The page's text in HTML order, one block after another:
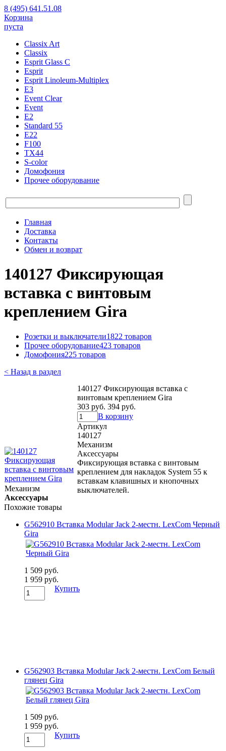
8 (495) 641.51.08
Корзина
пуста
Classix Art
Classix
Esprit Glass C
Esprit
Esprit Linoleum-Multiplex
E3
Event Clear
Event
E2
Standard 55
E22
F100
TX44
S-color
Домофония
Прочее оборудование
Главная
Доставка
Контакты
Обмен и возврат
140127 Фиксирующая
вставка с винтовым
креплением Gira
Розетки и выключатели1822 товаров
Прочее оборудование423 товаров
Домофония225 товаров
< Назад в раздел
140127 Фиксирующая вставка с
винтовым креплением Gira
303 руб. 394 руб.
В корзину
Артикул
140127
Механизм
Аксессуары
Фиксирующая вставка с винтовым
креплением для накладок System 55 к
вставкам клавишных и кнопочных
выключателей.
Механизм
Аксессуары
Похожие товары
G562910 Вставка Modular Jack 2-местн. LexCom Черный
Gira
1 509 руб.
1 959 руб.
Купить
G562903 Вставка Modular Jack 2-местн. LexCom Белый
глянец Gira
1 509 руб.
1 959 руб.
Купить